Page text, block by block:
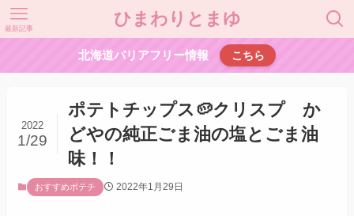
ひまわりとまゆ
最新記事
北海道バリアフリー情報 こちら
ポテトチップス🥔クリスプ か
どやの純正ごま油の塩とごま油
味！！
2022
1/29
おすすめポテチ 2022年1月29日